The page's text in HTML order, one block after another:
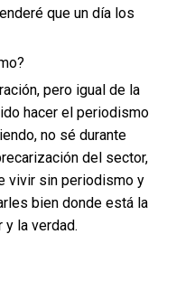
que un día los
pero igual de la
hacer el periodismo
no sé durante
del sector,
vivir sin periodismo y
bien donde está la
y la verdad.